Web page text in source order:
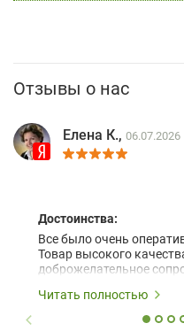
Отзывы о нас
Елена К., 06.07.2026
Достоинства:
Все было очень
Товар высокого
доброжелательное
Читать полностью